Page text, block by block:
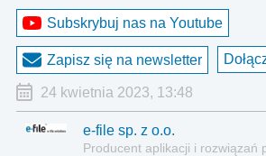
Subskrybuj nas na Youtube
Zapisz się na newsletter
24 kwietnia 2023, 13:48
e-file sp. z o.o.
Producent aplikacji i rozwiązań